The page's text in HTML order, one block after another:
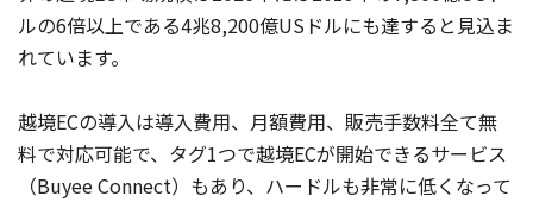
ルの6倍以上である4兆8,200億USドルにも達すると見込ま
れています。
越境ECの導入は導入費用、月額費用、販売手数料全て無
料で対応可能で、タグ1つで越境ECが開始できるサービス
（Buyee Connect）もあり、ハードルも非常に低くなって